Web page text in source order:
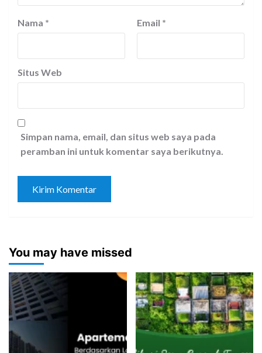
Nama * Email *
Situs Web
Simpan nama, email, dan situs web saya pada
peramban ini untuk komentar saya berikutnya.
You may have missed